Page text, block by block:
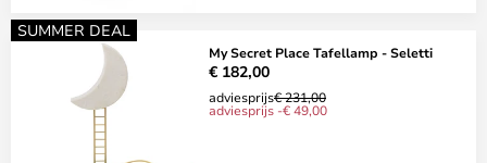
SUMMER DEAL
My Secret Place Tafellamp - Seletti
€ 182,00
adviesprijs€ 231,00
adviesprijs -€ 49,00